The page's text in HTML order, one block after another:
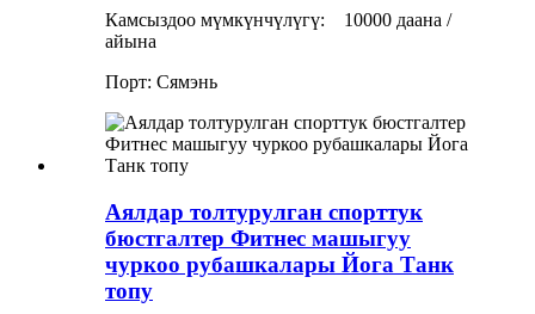
Камсыздоо мүмкүнчүлүгү:
10000 даана /
айына
Порт: Сямэнь
Аялдар толтурулган спорттук
бюстгалтер Фитнес машыгуу
чуркоо рубашкалары Йога Танк
топу